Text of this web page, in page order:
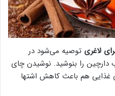
لاغری توصیه می‌شود در
را بنوشید. نوشیدن چای
غذایی هم باعث کاهش اشتها